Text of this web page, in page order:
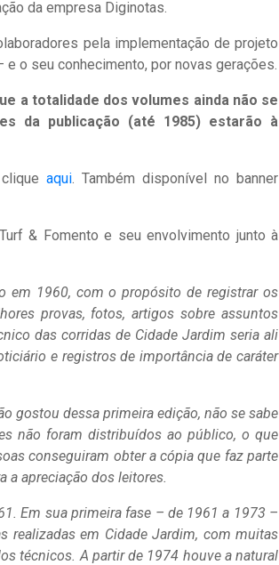
da empresa Diginotas.
pela implementação de projeto
o seu conhecimento, por novas gerações.
a totalidade dos volumes ainda não se
da publicação (até 1985) estarão à
aqui. Também disponível no banner
& Fomento e seu envolvimento junto à
em 1960, com o propósito de registrar os
provas, fotos, artigos sobre assuntos
das corridas de Cidade Jardim seria ali
e registros de importância de caráter
gostou dessa primeira edição, não se sabe
não foram distribuídos ao público, o que
conseguiram obter a cópia que faz parte
a apreciação dos leitores.
Em sua primeira fase – de 1961 a 1973 –
realizadas em Cidade Jardim, com muitas
técnicos. A partir de 1974 houve a natural